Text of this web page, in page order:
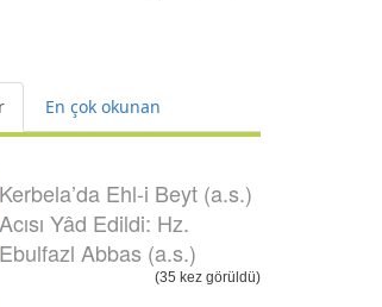
En çok okunan
Kerbela’da Ehl-i Beyt (a.s.)
Acısı Yâd Edildi: Hz.
Ebulfazl Abbas (a.s.)
(35 kez görüldü)